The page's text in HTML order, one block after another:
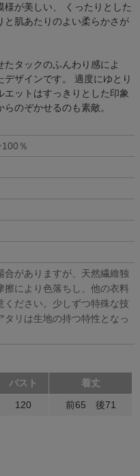
が美しい、 くったりとした
と肌あたりのよい柔らかさが
タックのふんわり感によ
ザインです。 適度にゆとり
ットはすっきりとした印象
のぞかせるのも素敵。
％
がありますが、天然繊維独
擦により色落ちし、他の衣料
ください。少しずつ特殊な技
リは生地の持つ特性となっ
バスト
着丈
120 前65 後71